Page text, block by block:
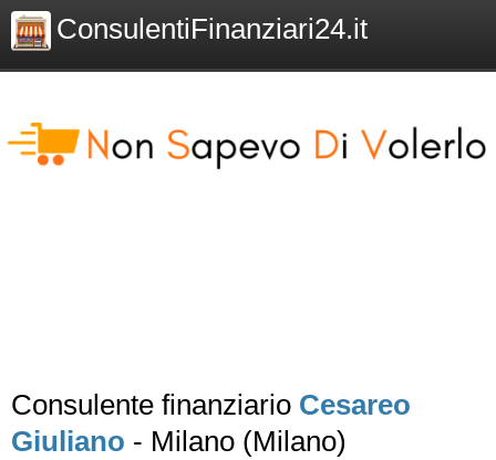
ConsulentiFinanziari24.it
Consulente finanziario Cesareo
Giuliano - Milano (Milano)